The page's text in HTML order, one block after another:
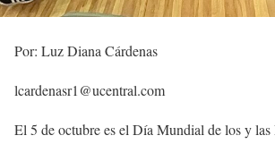
Por: Luz Diana Cárdenas
lcardenasr1@ucentral.com
El 5 de octubre es el Día Mundial de los y las